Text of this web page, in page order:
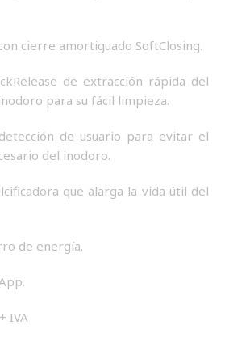
cierre amortiguado SoftClosing.
de extracción rápida del
para su fácil limpieza.
de usuario para evitar el
del inodoro.
que alarga la vida útil del
de energía.
IVA